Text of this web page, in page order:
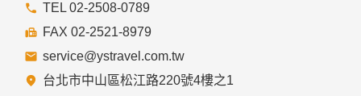
TEL 02-2508-0789
FAX 02-2521-8979
service@ystravel.com.tw
台北市中山區松江路220號4樓之1